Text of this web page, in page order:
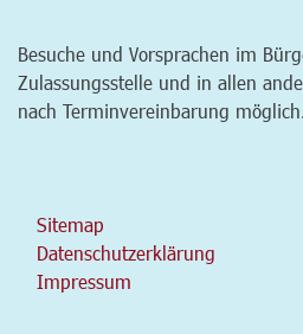
Besuche und Vorsprachen im
Zulassungsstelle und in allen
nach Terminvereinbarung
Sitemap
Datenschutzerklärung
Impressum